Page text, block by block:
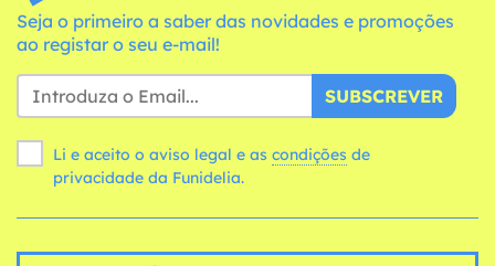
Seja o primeiro a saber das novidades e promoções
ao registar o seu e-mail!
SUBSCREVER
Li e aceito o aviso legal e as condições
privacidade da Funidelia.